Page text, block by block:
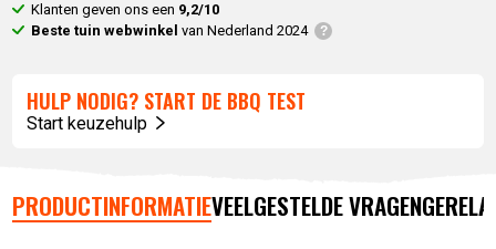
Klanten geven ons een 9,2/10
Beste tuin webwinkel van Nederland 2024
HULP NODIG? START DE BBQ TEST
Start keuzehulp
PRODUCTINFORMATIEVEELGESTELDE VRAGEN